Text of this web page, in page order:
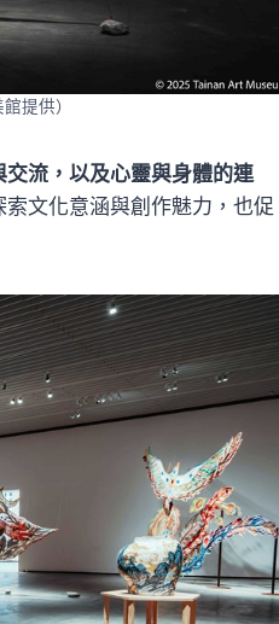
提供）
流，以及心靈與身體的連
文化意涵與創作魅力，也促